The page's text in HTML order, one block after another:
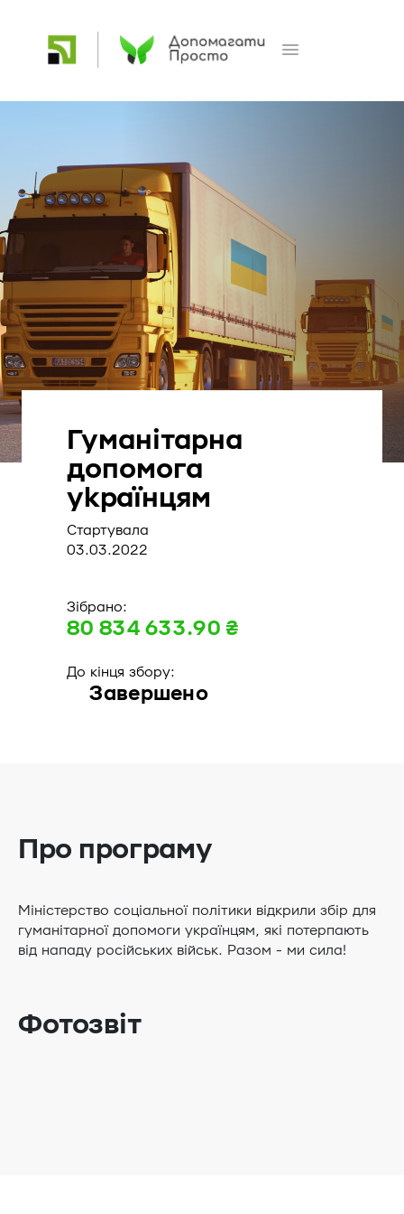
Гуманітарна
допомога
українцям
Стартувала
03.03.2022
Зібрано:
80 834 633.90 ₴
До кінця збору:
Завершено
Про програму
Міністерство соціальної політики відкрили збір для
гуманітарної допомоги українцям, які потерпають
від нападу російських військ. Разом - ми сила!
Фотозвіт